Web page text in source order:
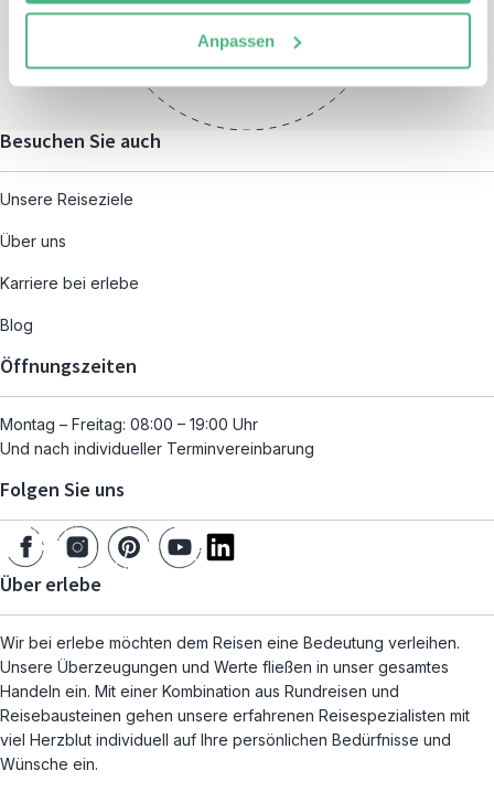
Anpassen
und nach individueller
Terminvereinbarung
Besuchen Sie auch
Unsere Reiseziele
Über uns
Karriere bei erlebe
Blog
Öffnungszeiten
Montag – Freitag: 08:00 – 19:00 Uhr
Und nach individueller Terminvereinbarung
Folgen Sie uns
Über erlebe
Wir bei erlebe möchten dem Reisen eine Bedeutung verleihen.
Unsere Überzeugungen und Werte fließen in unser gesamtes
Handeln ein. Mit einer Kombination aus Rundreisen und
Reisebausteinen gehen unsere erfahrenen Reisespezialisten mit
viel Herzblut individuell auf Ihre persönlichen Bedürfnisse und
Wünsche ein.